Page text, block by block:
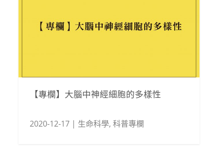
【專欄】大腦中神經細胞的多樣性
2020-12-17| 生命科學, 科普專欄